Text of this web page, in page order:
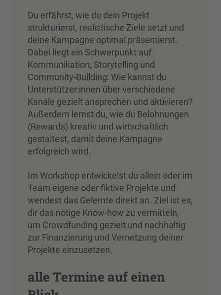
Du erfährst, wie du dein Projekt
strukturierst, realistische Ziele setzt und
deine Kampagne optimal präsentierst.
Dabei liegt ein Schwerpunkt auf
Kommunikation, Storytelling und
Community-Building: Wie kannst du
Unterstützer:innen über verschiedene
Kanäle gezielt ansprechen und aktivieren?
Außerdem lernst du, wie du Belohnungen
(Rewards) kreativ und wirtschaftlich
gestaltest, damit deine Kampagne
erfolgreich wird.
Im Workshop entwickelst du allein oder im
Team eigene oder fiktive Projekte und
wendest das Gelernte direkt an. Ziel ist es,
dir das nötige Know-how zu vermitteln,
um Crowdfunding gezielt und nachhaltig
zur Finanzierung und Vernetzung deiner
Projekte einzusetzen.
alle Termine auf einen